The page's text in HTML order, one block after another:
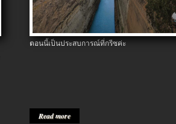
ตอนนี้เป็นประสบการณ์ที่กรีซค่ะ
Read more